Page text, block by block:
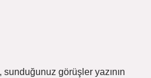
sunduğunuz görüşler yazının